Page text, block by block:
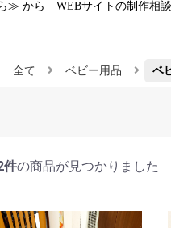
≫ から WEBサイトの制作相
全て ベビー用品 ベ
件の商品が見つかりました